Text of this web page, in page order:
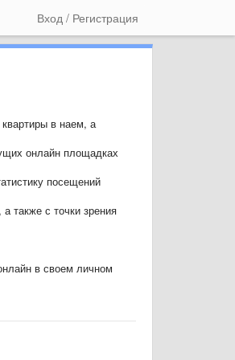
Вход / Регистрация
в наем, а
онлайн площадках
посещений
также с точки зрения
в своем личном